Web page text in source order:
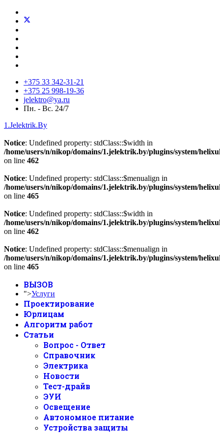
+375 33 342-31-21
+375 25 998-19-36
jelektro@ya.ru
Пн. - Вс. 24/7
1.Jelektrik.By
Notice: Undefined property: stdClass::$width in
/home/users/n/nikop/domains/1.jelektrik.by/plugins/system/
on line 462
Notice: Undefined property: stdClass::$menualign in
/home/users/n/nikop/domains/1.jelektrik.by/plugins/system/
on line 465
Notice: Undefined property: stdClass::$width in
/home/users/n/nikop/domains/1.jelektrik.by/plugins/system/
on line 462
Notice: Undefined property: stdClass::$menualign in
/home/users/n/nikop/domains/1.jelektrik.by/plugins/system/
on line 465
ВЫЗОВ
">Услуги
Проектирование
Юрлицам
Алгоритм работ
Статьи
Вопрос - Ответ
Справочник
Электрика
Новости
Тест-драйв
ЭУИ
Освещение
Автономное питание
Устройства защиты